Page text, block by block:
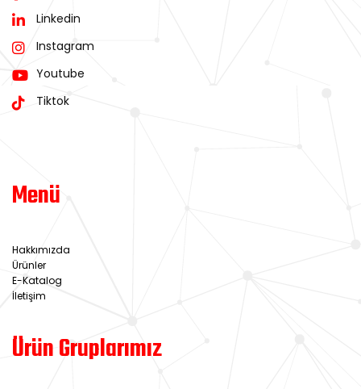
Linkedin
Instagram
Youtube
Tiktok
Menü
Hakkımızda
Ürünler
E-Katalog
İletişim
Ürün Gruplarımız